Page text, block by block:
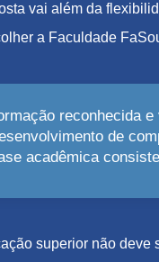
vai além da
a Faculdade
reconhecida
de
acadêmica
superior não deve